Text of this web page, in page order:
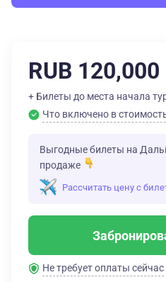
RUB 120,000
+ Билеты до места начала
Что включено в
Выгодные билеты на
продаже
Рассчитать цену с
Не требует оплаты сейчас